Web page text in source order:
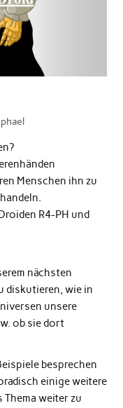
Menschen ihn zu
R4-PH und
nächsten
diskutieren, wie in
unsere
ob sie dort
besprechen
einige weitere
Thema weiter zu